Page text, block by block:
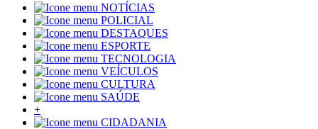
NOTÍCIAS
POLICIAL
DESTAQUES
ESPORTE
TECNOLOGIA
VEÍCULOS
CULTURA
SAÚDE
+
CIDADANIA